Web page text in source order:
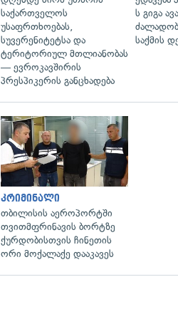
საქართველოს
უსაფრთხოებას,
სუვერენიტეტსა და
ტერიტორიულ მთლიანობას
— ევროკავშირის
პრესპიკერის განცხადება
ს გიგა
საქმის
კრიმინალი
თბილისის აეროპორტში
თვითმფრინავის ბორტზე
ქურდობისთვის ჩინეთის
ორი მოქალაქე დააკავეს